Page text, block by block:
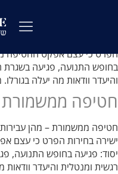
עבירות חטיפה – מהן?
הפרט כי עצם אפקט החטיפה
בחופש התנועה, פגיעה בשגרת
והיעדר וודאות מה יעלה
חטיפה ממשמורת
חטיפה ממשמורת – מהן
ישירה בחירות הפרט כי עצם
יסוד: פגיעה בחופש התנועה,
רגשית ומנטלית והיעדר